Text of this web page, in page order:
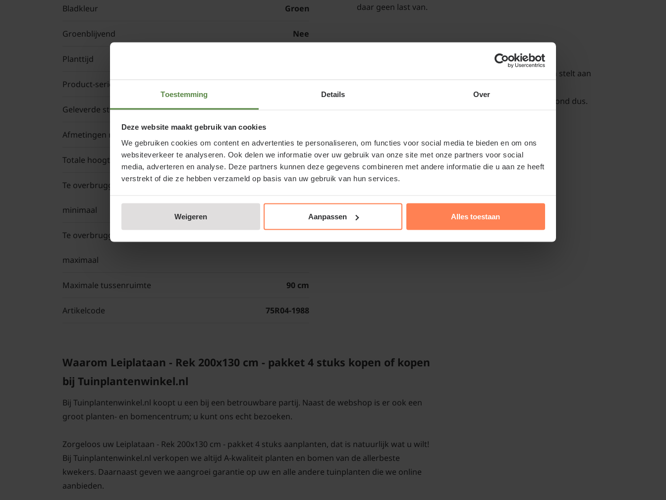
Toestemming Details Over
Deze website maakt gebruik van cookies
We gebruiken cookies om content en advertenties te personaliseren, om functies voor social media te bieden en om ons
websiteverkeer te analyseren. Ook delen we informatie over uw gebruik van onze site met onze partners voor social
media, adverteren en analyse. Deze partners kunnen deze gegevens combineren met andere informatie die u aan ze heeft
verstrekt of die ze hebben verzameld op basis van uw gebruik van hun services.
Weigeren Aanpassen Alles toestaan
Bladkleur Groen
Groenblijvend Nee
Planttijd
Product-serie
Geleverde stam hoogte Keuze afhankelijk
Afmetingen rek (b x h)
Totale hoogte leiboom Stamhoogte + 130 cm (Classic)
Te overbruggen afstand
minimaal
Te overbruggen afstand
maximaal
Maximale tussenruimte 90 cm
Artikelcode 75R04-1988
daar geen last van.
De Lei-Plataan is een gezonde boom, die amper eisen stelt aan
doorwortelbaar moet zijn. Geen harde lagen in de grond dus.
Lei-Plataan snoeien en onderhouden
Lei-Platanen verlangen een stevige snoei in de winter. Het hout is
behoorlijk hard, dus gebruik scherp gereedschap. Knip of zaag
ook een snoei toepassen door te lange takken in te korten.
Voor snoei- en onderhoudstips voor de Lei-Plataan
Lees meer
Waarom Leiplataan - Rek 200x130 cm - pakket 4 stuks kopen of kopen
bij Tuinplantenwinkel.nl
Bij Tuinplantenwinkel.nl koopt u een bij een betrouwbare partij. Naast de webshop is er ook een
groot planten- en bomencentrum; u kunt ons echt bezoeken.
Zorgeloos uw Leiplataan - Rek 200x130 cm - pakket 4 stuks aanplanten, dat is natuurlijk wat u wilt!
Bij Tuinplantenwinkel.nl verkopen we altijd A-kwaliteit planten en bomen van de allerbeste
kwekers. Daarnaast geven we aangroei garantie op uw en alle andere tuinplanten die we online
aanbieden.